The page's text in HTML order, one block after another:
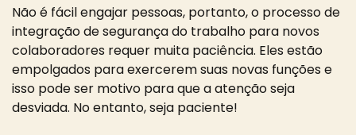
Não é fácil engajar pessoas, portanto, o processo de
integração de segurança do trabalho para novos
colaboradores requer muita paciência. Eles estão
empolgados para exercerem suas novas funções e
isso pode ser motivo para que a atenção seja
desviada. No entanto, seja paciente!